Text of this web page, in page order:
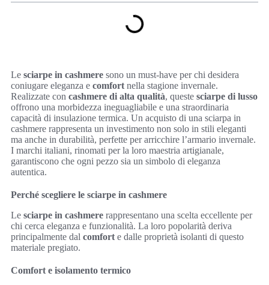
Le sciarpe in cashmere sono un must-have per chi desidera
coniugare eleganza e comfort nella stagione invernale.
Realizzate con cashmere di alta qualità, queste sciarpe di lusso
offrono una morbidezza ineguagliabile e una straordinaria
capacità di insulazione termica. Un acquisto di una sciarpa in
cashmere rappresenta un investimento non solo in stili eleganti
ma anche in durabilità, perfette per arricchire l’armario invernale.
I marchi italiani, rinomati per la loro maestria artigianale,
garantiscono che ogni pezzo sia un simbolo di eleganza
autentica.
Perché scegliere le sciarpe in cashmere
Le sciarpe in cashmere rappresentano una scelta eccellente per
chi cerca eleganza e funzionalità. La loro popolarità deriva
principalmente dal comfort e dalle proprietà isolanti di questo
materiale pregiato.
Comfort e isolamento termico